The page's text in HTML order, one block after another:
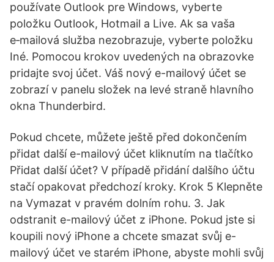
používate Outlook pre Windows, vyberte
položku Outlook, Hotmail a Live. Ak sa vaša
e‑mailová služba nezobrazuje, vyberte položku
Iné. Pomocou krokov uvedených na obrazovke
pridajte svoj účet. Váš nový e-mailový účet se
zobrazí v panelu složek na levé straně hlavního
okna Thunderbird.
Pokud chcete, můžete ještě před dokončením
přidat další e-mailový účet kliknutím na tlačítko
Přidat další účet? V případě přidání dalšího účtu
stačí opakovat předchozí kroky. Krok 5 Klepněte
na Vymazat v pravém dolním rohu. 3. Jak
odstranit e-mailový účet z iPhone. Pokud jste si
koupili nový iPhone a chcete smazat svůj e-
mailový účet ve starém iPhone, abyste mohli svůj